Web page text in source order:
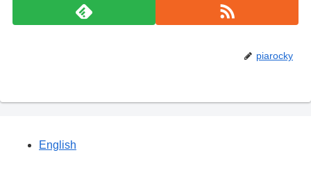
piarocky
English